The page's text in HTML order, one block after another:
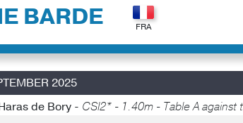
BARDE
2025
de Bory - CSI2* - 1.40m - Table A against